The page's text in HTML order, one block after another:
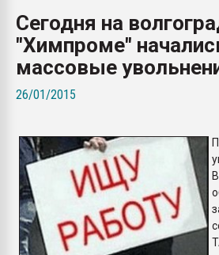
Сегодня на
"Химпроме"
массовые
26/01/2015